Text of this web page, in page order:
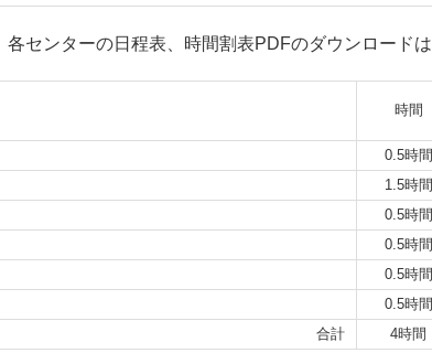
各センターの日程表、時間割表PDFのダウンロードは
時間
0.5時間
1.5時間
0.5時間
0.5時間
0.5時間
0.5時間
合計
4時間